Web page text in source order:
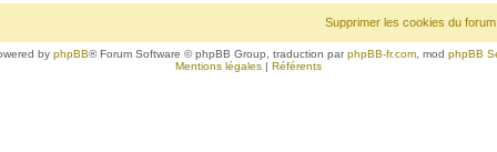
Supprimer les cookies du forum
by phpBB® Forum Software © phpBB Group, traduction parphpBB-fr.com , mod phpBB
Mentions légales | Référents